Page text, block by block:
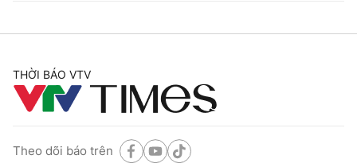
THỜI BÁO VTV
Theo dõi báo trên